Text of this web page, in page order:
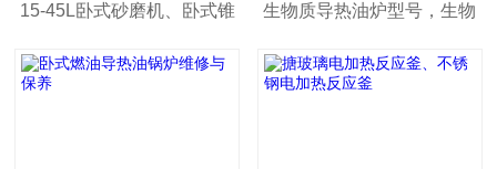
15-45L卧式砂磨机、卧式锥
形砂磨机
生物质导热油炉型号，生物
质导热油炉工作原理